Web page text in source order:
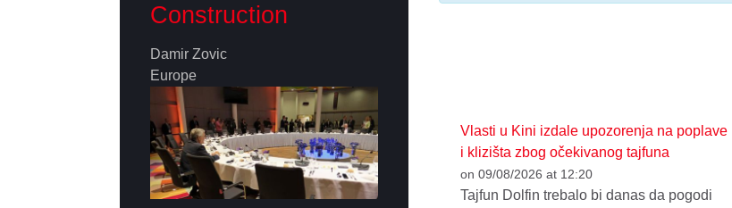
Construction
Damir Zovic
Europe
Vlasti u Kini izdale upozorenja na poplave
i klizišta zbog očekivanog tajfuna
on 09/08/2026 at 12:20
Tajfun Dolfin trebalo bi danas da pogodi